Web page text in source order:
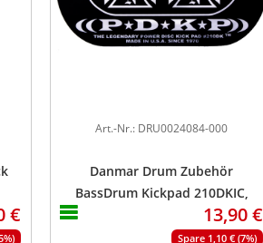
€
Art.-Nr.: DRU0024084-000
Danmar Drum Zubehör
BassDrum Kickpad 210DKIC,
Double Pedal, Iron Cross
13,90 €
Spare 1,10 € (7%)